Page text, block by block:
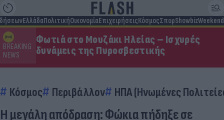
ΕλλάδαΠολιτικήΟικονομίαΕπιχειρήσειςΚόσμοςΣπορShowbizWeekend
BREAKING
NEWS
Φωτιά στο Μουζάκι Ηλείας – Ισχυρές
δυνάμεις της Πυροσβεστικής
Κόσμος Περιβάλλον ΗΠΑ (Ηνωμένες
Η μεγάλη απόδραση: Φώκια πήδηξε σε